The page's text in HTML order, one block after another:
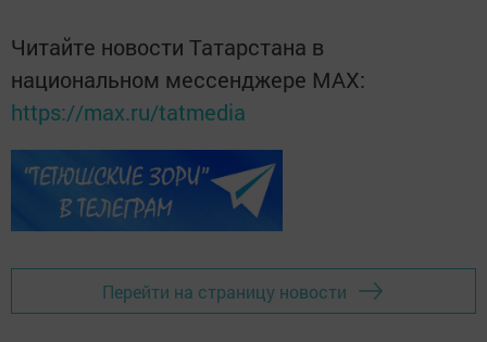
Читайте новости Татарстана в
национальном мессенджере MАХ:
https://max.ru/tatmedia
Перейти на страницу новости